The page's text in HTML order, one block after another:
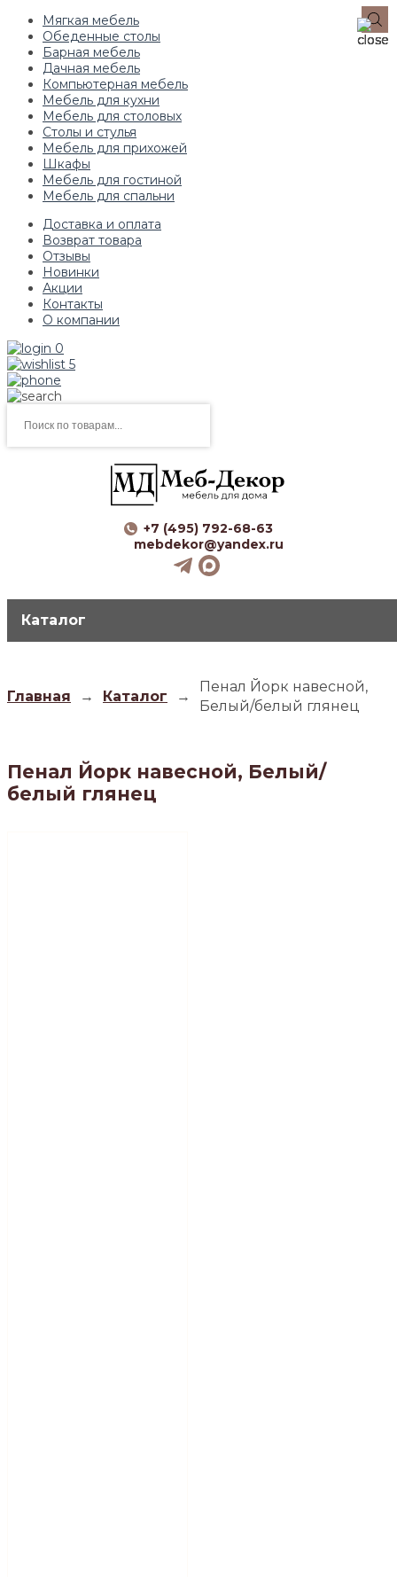
Мягкая мебель
Обеденные столы
Барная мебель
Дачная мебель
Компьютерная мебель
Мебель для кухни
Мебель для столовых
Столы и стулья
Мебель для прихожей
Шкафы
Мебель для гостиной
Мебель для спальни
Доставка и оплата
Возврат товара
Отзывы
Новинки
Акции
Контакты
О компании
0
5
товаров
+7 (495) 792-68-63
mebdekor@yandex.ru
Каталог
Главная → Каталог →
Пенал Йорк навесной,
Белый/белый глянец
Пенал Йорк навесной, Белый/
белый глянец